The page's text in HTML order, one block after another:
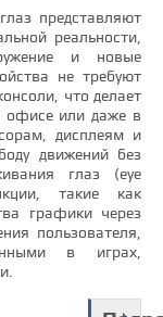
представляют
реальности,
и новые
не требуют
что делает
офисе или даже в
дисплеям и
движений без
глаз (eye
такие как
графики через
пользователя,
в играх,